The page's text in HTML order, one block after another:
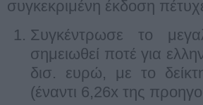
συγκεκριμένη έκδοση
Συγκέντρωσε το
σημειωθεί ποτέ για
δισ. ευρώ, με το
(έναντι 6,26x της